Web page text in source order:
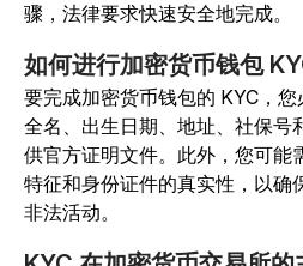
骤，法律要求快速安全地完成。
如何进行加密货币钱包
要完成加密货币钱包的 KYC，
全名、出生日期、地址、社保号
供官方证明文件。此外，您可能
特征和身份证件的真实性，以确
非法活动。